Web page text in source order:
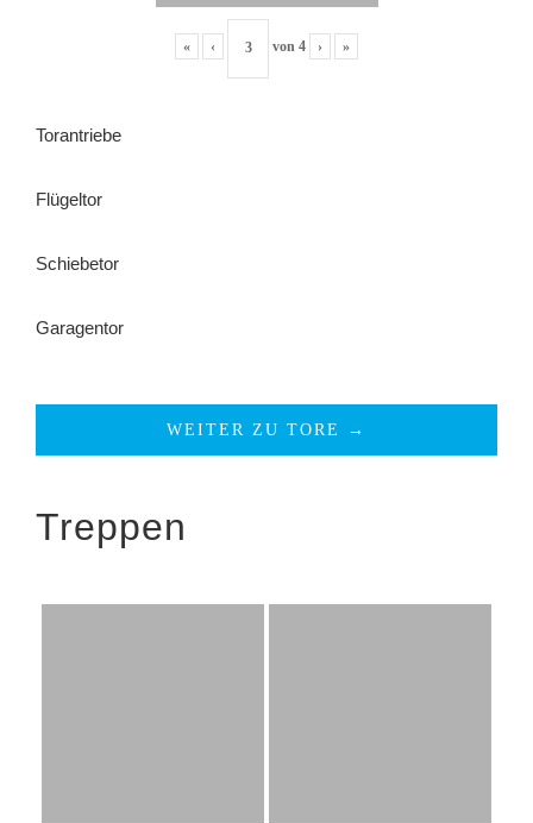
« ‹ von 4 › »
Torantriebe
Flügeltor
Schiebetor
Garagentor
WEITER ZU TORE →
Treppen